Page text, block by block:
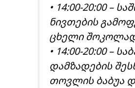
• 14:00-20:00 –
ნივთების
ცხელი
• 14:00-20:00 –
დამზადების
თოვლის ბაბუა